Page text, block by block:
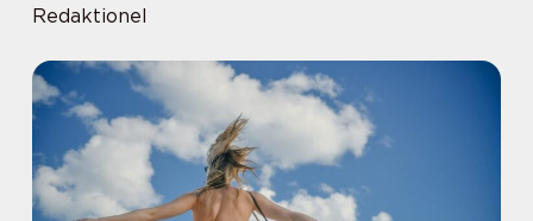
Redaktionel